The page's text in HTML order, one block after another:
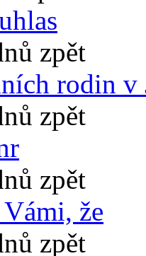
zpět
rodin v
zpět
zpět
že
zpět